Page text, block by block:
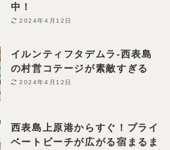
中！
2024年4月12日
イルンティフタデムラ-西表島
の村営コテージが素敵すぎる
2024年4月12日
西表島上原港からすぐ！プライ
ベートビーチが広がる宿まるま